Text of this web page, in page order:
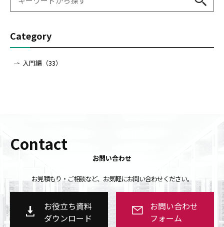
Category
入門編（33）
Contact
お問い合わせ
お見積もり・ご相談など、お気軽にお問い合わせください。
お役立ち資料
ダウンロード
お問い合わせ
フォーム